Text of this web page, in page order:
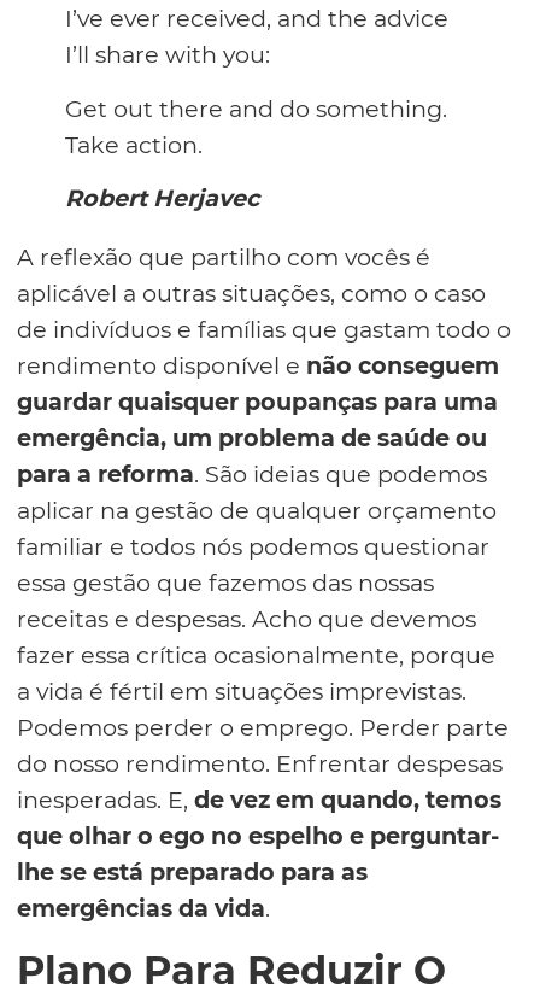
I’ve ever received, and the advice
I’ll share with you:
Get out there and do something.
Take action.
Robert Herjavec
A reflexão que partilho com vocês é
aplicável a outras situações, como o caso
de indivíduos e famílias que gastam todo o
rendimento disponível e não conseguem
guardar quaisquer poupanças para uma
emergência, um problema de saúde ou
para a reforma. São ideias que podemos
aplicar na gestão de qualquer orçamento
familiar e todos nós podemos questionar
essa gestão que fazemos das nossas
receitas e despesas. Acho que devemos
fazer essa crítica ocasionalmente, porque
a vida é fértil em situações imprevistas.
Podemos perder o emprego. Perder parte
do nosso rendimento. Enfrentar despesas
inesperadas. E, de vez em quando, temos
que olhar o ego no espelho e perguntar-
lhe se está preparado para as
emergências da vida.
Plano Para Reduzir O